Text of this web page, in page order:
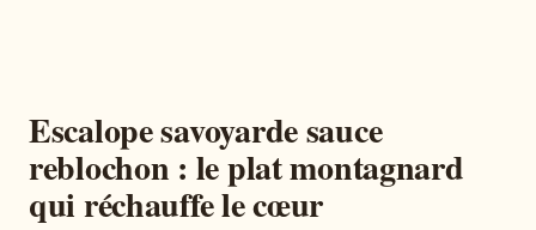
Escalope savoyarde sauce
reblochon : le plat montagnard
qui réchauffe le cœur